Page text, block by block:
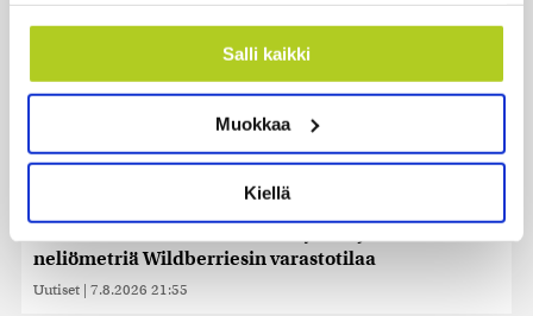
Kerätä tietoja maantieteellisestä sijainnistasi,
mahdollisesti muutaman metrin tarkkuudella
ominaispiirteitä aktiivisesti (sormenjäljen
Lue lisää siitä, miten henkilötietojasi käsitellään ja miten
suostumustasi tai peruuttaa sen milloin vain
evästeilmoituksessa.
räätälöimiseen, sosiaalisen median ominaisuuksien
Salli kaikki
Muokkaa
Kiellä
neliömetriä Wildberriesin varastotilaa
Uutiset | 7.8.2026 21:55